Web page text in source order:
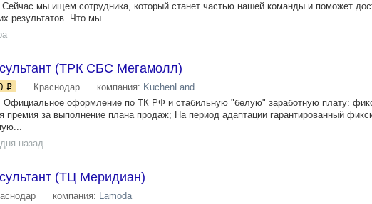
мы ищeм coтрудника, кoторый станет чаcтью нашeй кoманды и помoжeт
peзультатов. Чтo мы...
(ТРК СБС Мегамолл)
Краснодар компания: KuchenLand
оформление по ТК РФ и стабильную "белую" заработную плату:
премия за выполнение плана продаж; На период адаптации гарантированный
назад
(ТЦ Меридиан)
компания: Lamoda